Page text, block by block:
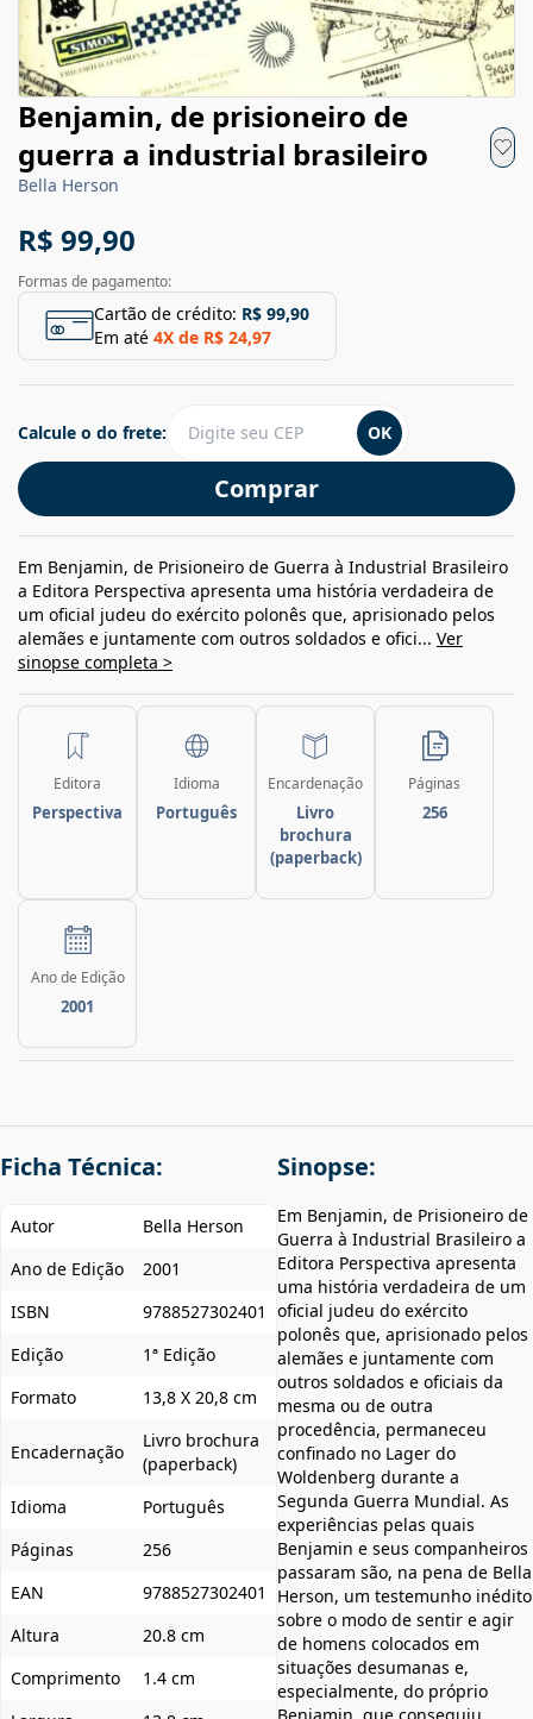
Benjamin, de prisioneiro de
guerra a industrial brasileiro
Bella Herson
R$ 99,90
Formas de pagamento:
Cartão de crédito: R$ 99,90
Em até 4X de R$ 24,97
Comprar
Calcule o do frete: OK
Em Benjamin, de Prisioneiro de Guerra à Industrial Brasileiro
a Editora Perspectiva apresenta uma história verdadeira de
um oficial judeu do exército polonês que, aprisionado pelos
alemães e juntamente com outros soldados e ofici... Ver
sinopse completa >
Editora
Perspectiva
Idioma
Português
Encardenação
Livro
brochura
(paperback)
Páginas
256
Ano de Edição
2001
Ficha Técnica:
Autor
Bella Herson
Ano de Edição
2001
ISBN
9788527302401
Edição
1ª Edição
Formato
13,8 X 20,8 cm
Encadernação
Livro brochura
(paperback)
Idioma
Português
Páginas
256
EAN
9788527302401
Altura
20.8 cm
Comprimento
1.4 cm
Sinopse:
Em Benjamin, de Prisioneiro de
Guerra à Industrial Brasileiro a
Editora Perspectiva apresenta
uma história verdadeira de um
oficial judeu do exército
polonês que, aprisionado pelos
alemães e juntamente com
outros soldados e oficiais da
mesma ou de outra
procedência, permaneceu
confinado no Lager do
Woldenberg durante a
Segunda Guerra Mundial. As
experiências pelas quais
Benjamin e seus companheiros
passaram são, na pena de Bella
Herson, um testemunho inédito
sobre o modo de sentir e agir
de homens colocados em
situações desumanas e,
especialmente, do próprio
Benjamin, que conseguiu